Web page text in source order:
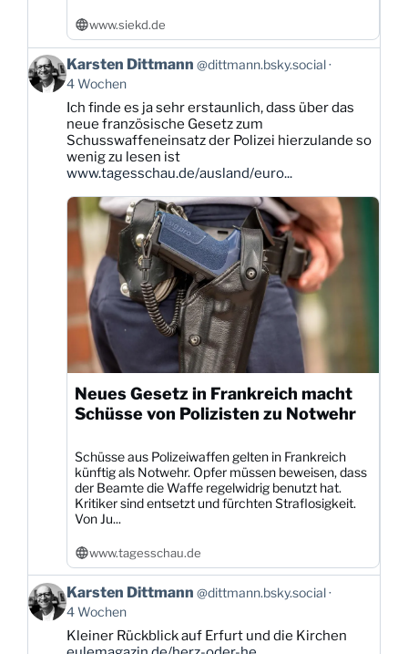
www.siekd.de
Beitrag
von
Karsten
Dittmann
Bluesky
ansehen
Karsten Dittmann @dittmann.bsky.social
4 Wochen
Ich finde es ja sehr erstaunlich, dass über das
neue französische Gesetz zum
Schusswaffeneinsatz der Polizei hierzulande so
wenig zu lesen ist
www.tagesschau.de/ausland/euro...
Neues Gesetz in Frankreich macht
Schüsse von Polizisten zu Notwehr
Schüsse aus Polizeiwaffen gelten in Frankreich
künftig als Notwehr. Opfer müssen beweisen, dass
der Beamte die Waffe regelwidrig benutzt hat.
Kritiker sind entsetzt und fürchten Straflosigkeit.
Von Ju...
www.tagesschau.de
Beitrag
von
Karsten
Dittmann
Karsten Dittmann @dittmann.bsky.social
4 Wochen
Kleiner Rückblick auf Erfurt und die Kirchen